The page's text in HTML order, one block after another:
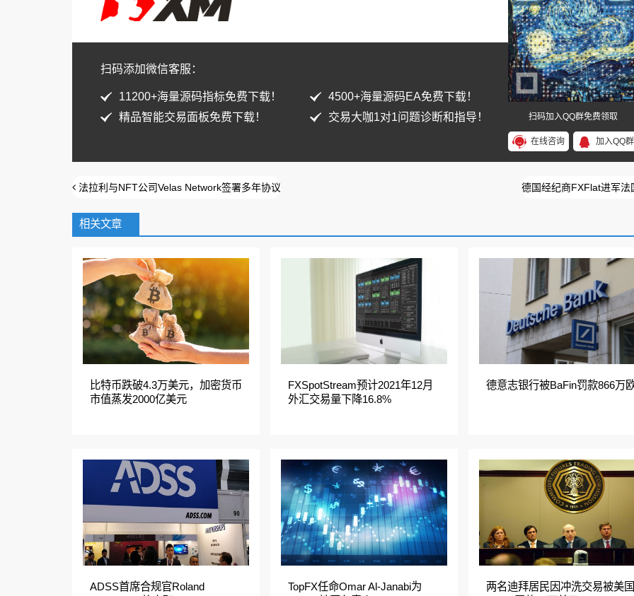
扫码添加微信客服：
11200+海量源码指标免费下载！
4500+海量源码EA免费下载！
精品智能交易面板免费下载！
交易大咖1对1问题诊断和指导！ 扫码加入QQ群免费领取
在线咨询 加入QQ群
法拉利与NFT公司Velas Network签署多年协议 德国经纪商FXFlat进军
相关文章
比特币跌破4.3万美元，加密货币
市值蒸发2000亿美元
FXSpotStream预计2021年12月
外汇交易量下降16.8%
德意志银行被BaFin罚款866万
ADSS首席合规官Roland
TopFX任命Omar Al-Janabi为
两名迪拜居民因冲洗交易被美国